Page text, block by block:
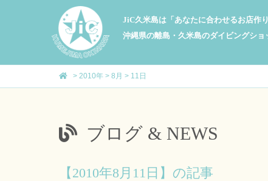
JiC久米島は「あなたに合わせるお店作
沖縄県の離島・久米島のダイビングショ
> 2010年 > 8月 > 11日
ブログ & NEWS
【2010年8月11日】の記事